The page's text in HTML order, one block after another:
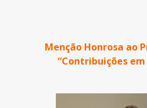
Menção Honrosa ao
“Contribuições